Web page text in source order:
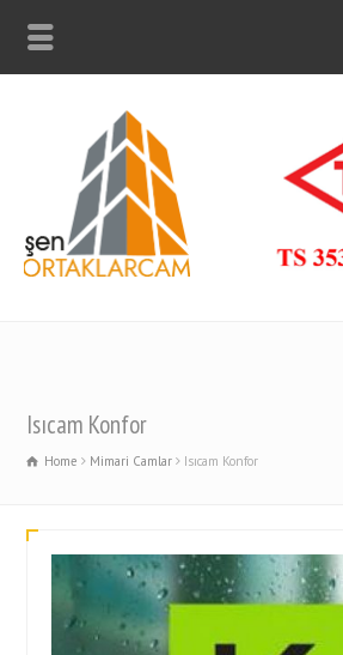
Isıcam Konfor
Home Mimari Camlar Isıcam Konfor